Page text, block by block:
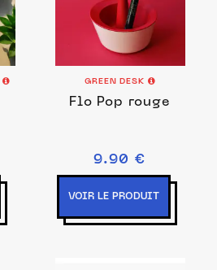
GREEN DESK
Flo Pop rouge
9.90 €
VOIR LE PRODUIT